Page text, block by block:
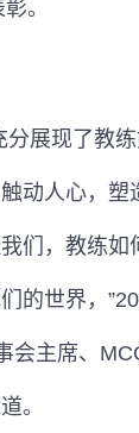
。
分展现了教
动人心，塑
们，教练如
的世界，
会主席、
。